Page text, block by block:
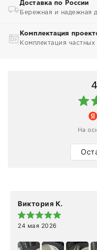
Доставка по России
Бережная и надежная
Комплектация
Комплектация
На
Виктория К.
24 мая 2026